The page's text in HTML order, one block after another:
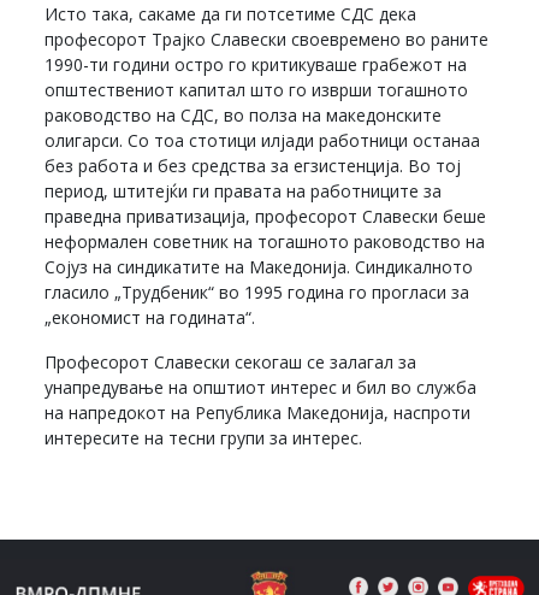
Исто така, сакаме да ги потсетиме СДС дека
професорот Трајко Славески своевремено во раните
1990-ти години остро го критикуваше грабежот на
општествениот капитал што го изврши тогашното
раководство на СДС, во полза на македонските
олигарси. Со тоа стотици илјади работници останаа
без работа и без средства за егзистенција. Во тој
период, штитејќи ги правата на работниците за
праведна приватизација, професорот Славески беше
неформален советник на тогашното раководство на
Сојуз на синдикатите на Македонија. Синдикалното
гласило „Трудбеник“ во 1995 година го прогласи за
„економист на годината“.
Професорот Славески секогаш се залагал за
унапредување на општиот интерес и бил во служба
на напредокот на Република Македонија, наспроти
интересите на тесни групи за интерес.